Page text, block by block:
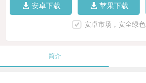
安卓下载 苹果下载
安卓市场，安全绿色
简介